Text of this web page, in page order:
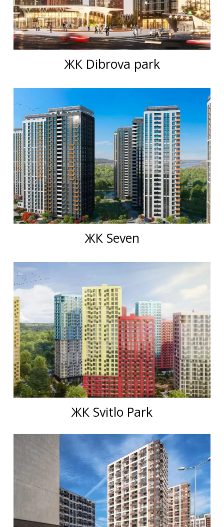
ЖК Dibrova park
ЖК Seven
ЖК Svitlo Park